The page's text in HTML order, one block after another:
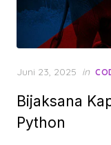
Posted
Juni 23, 2025 in
Bijaksana
Python